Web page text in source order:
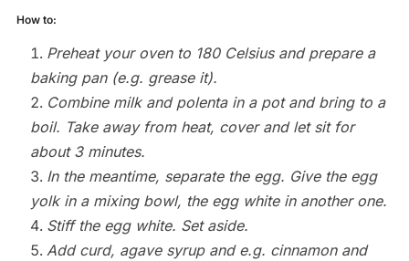
How to:
Preheat your oven to 180 Celsius and prepare a
baking pan (e.g. grease it).
Combine milk and polenta in a pot and bring to a
boil. Take away from heat, cover and let sit for
about 3 minutes.
In the meantime, separate the egg. Give the egg
yolk in a mixing bowl, the egg white in another one.
Stiff the egg white. Set aside.
Add curd, agave syrup and e.g. cinnamon and